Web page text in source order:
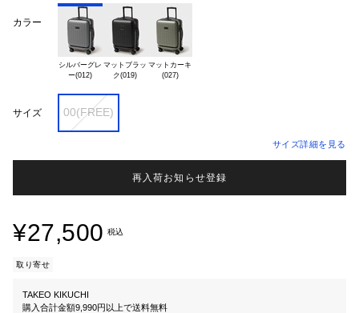
カラー
シルバーグレ マットブラッ マットカーキ
(027)
サイズ 00(FREE)
サイズ詳細を見る
再入荷お知らせ登録
¥27,500 税込
取り寄せ
TAKEO KIKUCHI
購入合計金額9,990円以上で送料無料